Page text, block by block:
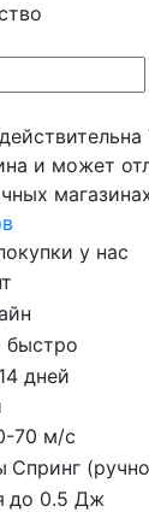
и может
у нас
быстро
дней
70 м/с
Спринг
до 0.5 Дж